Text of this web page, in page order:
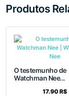
Produtos
O testemunho de
Watchman Nee...
17.90 R$